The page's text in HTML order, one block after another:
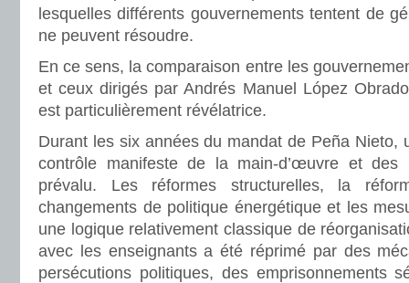
lesquelles différents gouvernements tentent de
ne peuvent résoudre.
En ce sens, la comparaison entre les
et ceux dirigés par Andrés Manuel López
est particulièrement révélatrice.
Durant les six années du mandat de Peña Nieto,
contrôle manifeste de la main-d’œuvre et des
prévalu. Les réformes structurelles, la
changements de politique énergétique et les
une logique relativement classique de
avec les enseignants a été réprimé par des
persécutions politiques, des emprisonnements